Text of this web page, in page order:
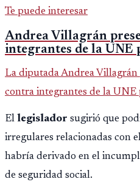
Te puede interesar
Andrea Villagrán
integrantes de la
La diputada Andrea
contra integrantes de la UNE
ilícita, terrorismo y sedición.
El legislador sugirió que
irregulares relacionadas con
habría derivado en el
de seguridad social.